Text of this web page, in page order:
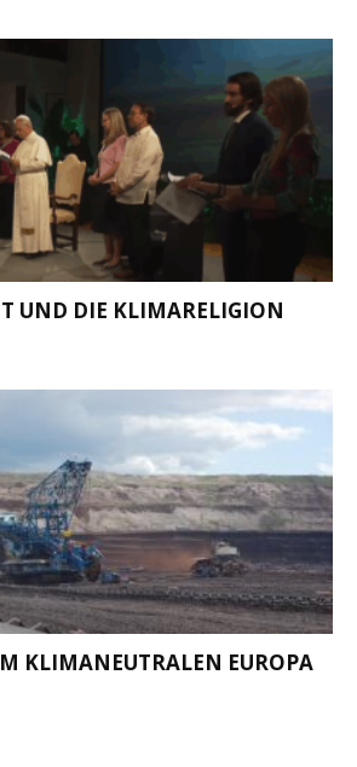
UND DIE KLIMARELIGION
KLIMANEUTRALEN EUROPA